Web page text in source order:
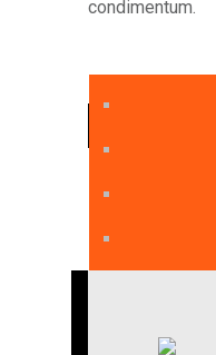
condimentum.